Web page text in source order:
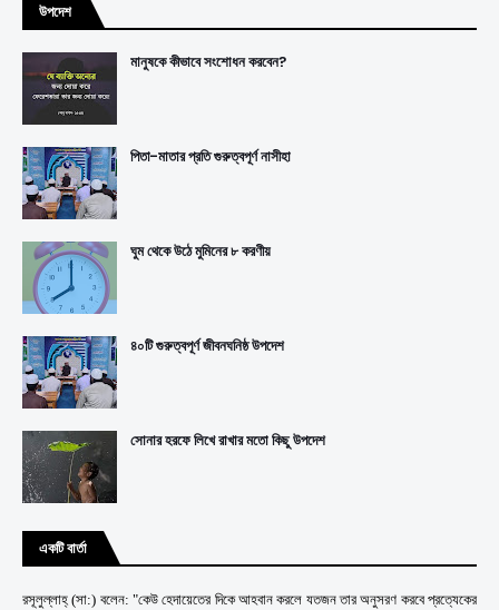
উপদেশ
মানুষকে কীভাবে সংশোধন করবেন?
পিতা-মাতার প্রতি গুরুত্বপূর্ণ নাসীহা
ঘুম থেকে উঠে মুমিনের ৮ করণীয়
৪০টি গুরুত্বপূর্ণ জীবনঘনিষ্ঠ উপদেশ
সোনার হরফে লিখে রাখার মতো কিছু উপদেশ
একটি বার্তা
রসূলুল্লাহ্ (সা:) বলেন: "কেউ হেদায়েতের দিকে আহবান করলে যতজন তার অনুসরণ করবে প্রত্যেকের